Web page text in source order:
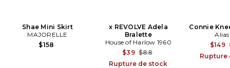
Shae Mini Skirt
MAJORELLE
$158
x REVOLVE Adela
Bralette
House of Harlow 1960
$39 Previous price:
$88
Rupture de stock
Connie
$149
Rupture